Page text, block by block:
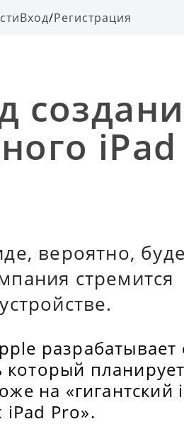
Вход/Регистрация
iPad
вероятно,
стремится
разрабатывает
на «гигантский
Pro».